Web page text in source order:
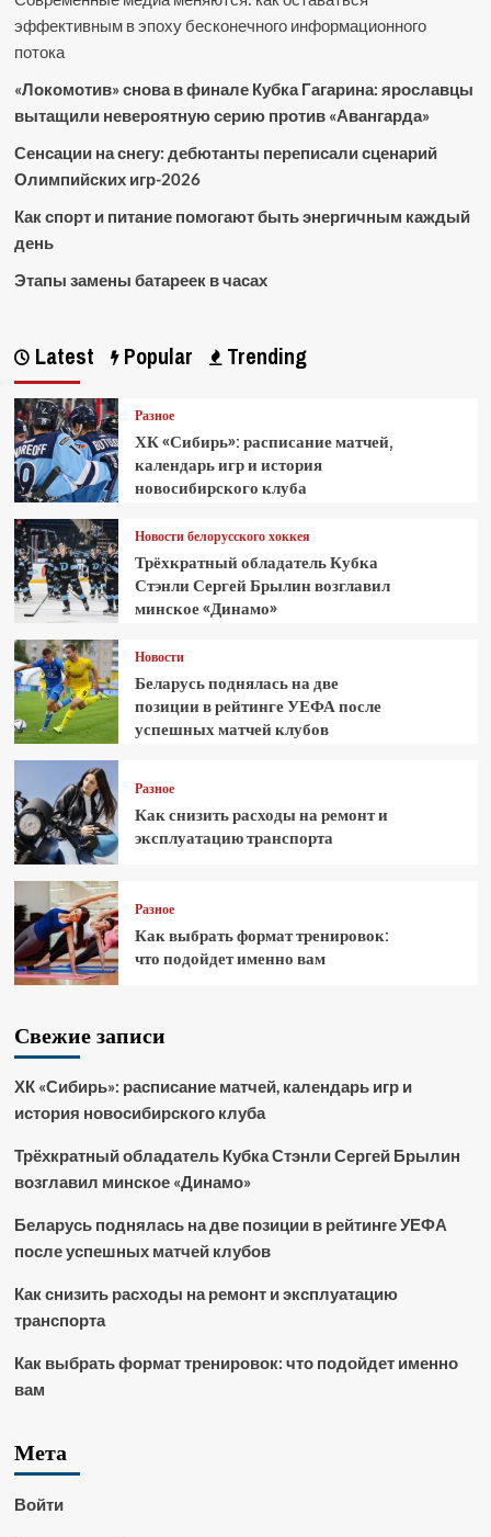
эффективным в эпоху бесконечного информационного
потока
«Локомотив» снова в финале Кубка Гагарина: ярославцы
вытащили невероятную серию против «Авангарда»
Сенсации на снегу: дебютанты переписали сценарий
Олимпийских игр-2026
Как спорт и питание помогают быть энергичным каждый
день
Этапы замены батареек в часах
Latest Popular Trending
Разное
ХК «Сибирь»: расписание матчей,
календарь игр и история
новосибирского клуба
Новости белорусского хоккея
Трёхкратный обладатель Кубка
Стэнли Сергей Брылин возглавил
минское «Динамо»
Новости
Беларусь поднялась на две
позиции в рейтинге УЕФА после
успешных матчей клубов
Разное
Как снизить расходы на ремонт и
эксплуатацию транспорта
Разное
Как выбрать формат тренировок:
что подойдет именно вам
Свежие записи
ХК «Сибирь»: расписание матчей, календарь игр и
история новосибирского клуба
Трёхкратный обладатель Кубка Стэнли Сергей Брылин
возглавил минское «Динамо»
Беларусь поднялась на две позиции в рейтинге УЕФА
после успешных матчей клубов
Как снизить расходы на ремонт и эксплуатацию
транспорта
Как выбрать формат тренировок: что подойдет именно
вам
Мета
Войти